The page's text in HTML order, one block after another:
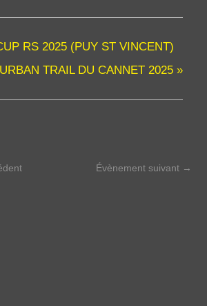
RS 2025 (PUY ST VINCENT)
URBAN TRAIL DU CANNET 2025 »
Évènement suivant →